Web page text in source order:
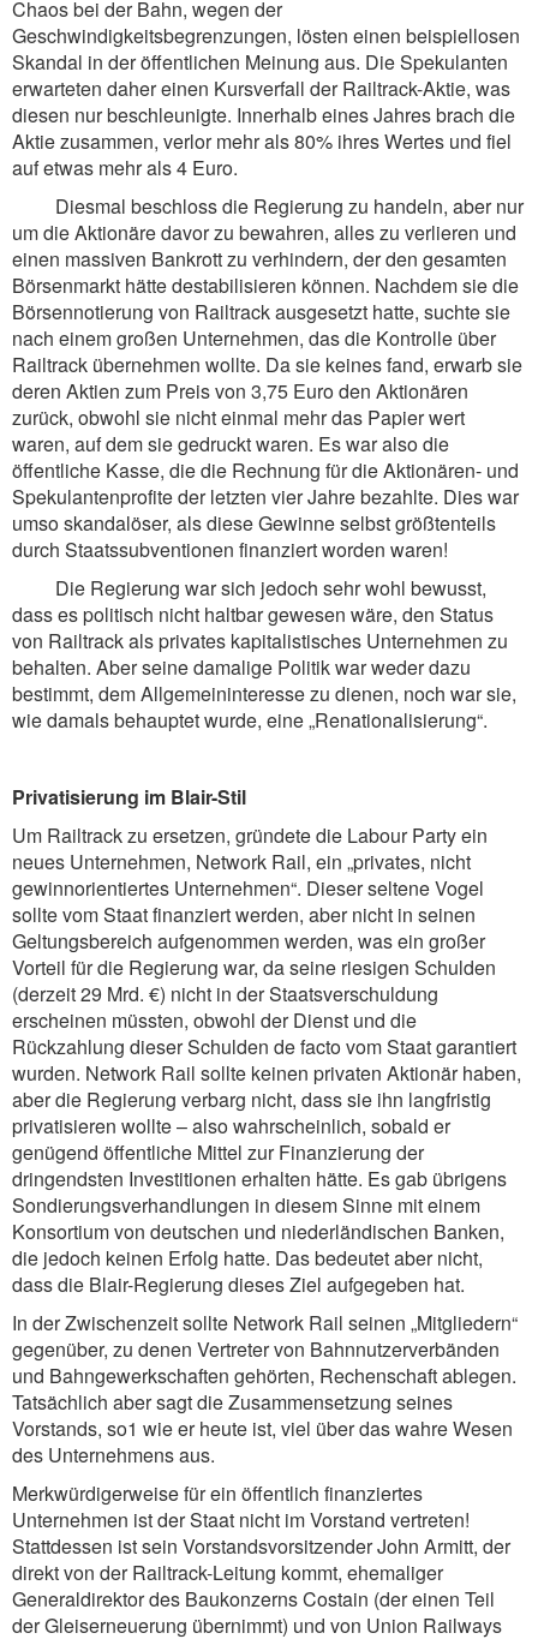
Chaos bei der Bahn, wegen der
Geschwindigkeitsbegrenzungen, lösten einen beispiellosen
Skandal in der öffentlichen Meinung aus. Die Spekulanten
erwarteten daher einen Kursverfall der Railtrack-Aktie, was
diesen nur beschleunigte. Innerhalb eines Jahres brach die
Aktie zusammen, verlor mehr als 80% ihres Wertes und fiel
auf etwas mehr als 4 Euro.
Diesmal beschloss die Regierung zu handeln, aber nur
um die Aktionäre davor zu bewahren, alles zu verlieren und
einen massiven Bankrott zu verhindern, der den gesamten
Börsenmarkt hätte destabilisieren können. Nachdem sie die
Börsennotierung von Railtrack ausgesetzt hatte, suchte sie
nach einem großen Unternehmen, das die Kontrolle über
Railtrack übernehmen wollte. Da sie keines fand, erwarb sie
deren Aktien zum Preis von 3,75 Euro den Aktionären
zurück, obwohl sie nicht einmal mehr das Papier wert
waren, auf dem sie gedruckt waren. Es war also die
öffentliche Kasse, die die Rechnung für die Aktionären- und
Spekulantenprofite der letzten vier Jahre bezahlte. Dies war
umso skandalöser, als diese Gewinne selbst größtenteils
durch Staatssubventionen finanziert worden waren!
Die Regierung war sich jedoch sehr wohl bewusst,
dass es politisch nicht haltbar gewesen wäre, den Status
von Railtrack als privates kapitalistisches Unternehmen zu
behalten. Aber seine damalige Politik war weder dazu
bestimmt, dem Allgemeininteresse zu dienen, noch war sie,
wie damals behauptet wurde, eine „Renationalisierung“.
Privatisierung im Blair-Stil
Um Railtrack zu ersetzen, gründete die Labour Party ein
neues Unternehmen, Network Rail, ein „privates, nicht
gewinnorientiertes Unternehmen“. Dieser seltene Vogel
sollte vom Staat finanziert werden, aber nicht in seinen
Geltungsbereich aufgenommen werden, was ein großer
Vorteil für die Regierung war, da seine riesigen Schulden
(derzeit 29 Mrd. €) nicht in der Staatsverschuldung
erscheinen müssten, obwohl der Dienst und die
Rückzahlung dieser Schulden de facto vom Staat garantiert
wurden. Network Rail sollte keinen privaten Aktionär haben,
aber die Regierung verbarg nicht, dass sie ihn langfristig
privatisieren wollte – also wahrscheinlich, sobald er
genügend öffentliche Mittel zur Finanzierung der
dringendsten Investitionen erhalten hätte. Es gab übrigens
Sondierungsverhandlungen in diesem Sinne mit einem
Konsortium von deutschen und niederländischen Banken,
die jedoch keinen Erfolg hatte. Das bedeutet aber nicht,
dass die Blair-Regierung dieses Ziel aufgegeben hat.
In der Zwischenzeit sollte Network Rail seinen „Mitgliedern“
gegenüber, zu denen Vertreter von Bahnnutzerverbänden
und Bahngewerkschaften gehörten, Rechenschaft ablegen.
Tatsächlich aber sagt die Zusammensetzung seines
Vorstands, so1 wie er heute ist, viel über das wahre Wesen
des Unternehmens aus.
Merkwürdigerweise für ein öffentlich finanziertes
Unternehmen ist der Staat nicht im Vorstand vertreten!
Stattdessen ist sein Vorstandsvorsitzender John Armitt, der
direkt von der Railtrack-Leitung kommt, ehemaliger
Generaldirektor des Baukonzerns Costain (der einen Teil
der Gleiserneuerung übernimmt) und von Union Railways